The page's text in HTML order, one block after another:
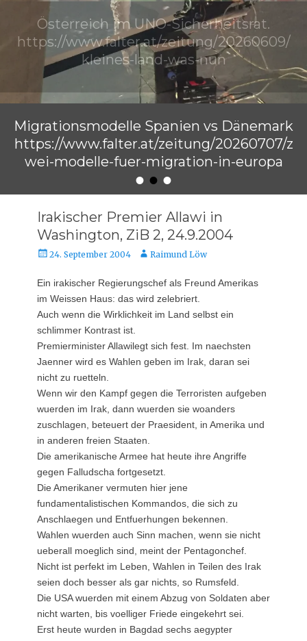
•••
Österreich im UNO-Sicherheitsrat.
https://www.falter.at/zeitung/20260609/
kleines-land-was-nun
Veröffentlicht am Raimund Löw
Migrationsmodelle Spanien vs Dänemark
https://www.falter.at/zeitung/20260707/z
wei-modelle-fuer-migration-in-europa
Raimund Löw
Irakischer Premier Allawi in
Washington, ZiB 2, 24.9.2004
Veröffentlicht
24. September 2004 AutorRaimund Löw
Ein irakischer Regierungschef als Freund Amerikas
im Weissen Haus: das wird zelebriert.
Auch wenn die Wirklichkeit im Land selbst ein
schlimmer Kontrast ist.
Premierminister Allawilegt sich fest. Im naechsten
Jaenner wird es Wahlen geben im Irak, daran sei
nicht zu ruetteln.
Wenn wir den Kampf gegen die Terroristen aufgeben
wuerden im Irak, dann wuerden sie woanders
zuschlagen, beteuert der Praesident, in Amerika und
in anderen freien Staaten.
Die amerikanische Armee hat heute ihre Angriffe
gegen Falludscha fortgesetzt.
Die Amerikaner vermuten hier jene
fundamentalistischen Kommandos, die sich zu
Anschlaegen und Entfuerhungen bekennen.
Wahlen wuerden auch Sinn machen, wenn sie nicht
ueberall moeglich sind, meint der Pentagonchef.
Nicht ist perfekt im Leben, Wahlen in Teilen des Irak
seien doch besser als gar nichts, so Rumsfeld.
Die USA wuerden mit einem Abzug von Soldaten aber
nicht warten, bis voelliger Friede eingekehrt sei.
Erst heute wurden in Bagdad sechs aegypter